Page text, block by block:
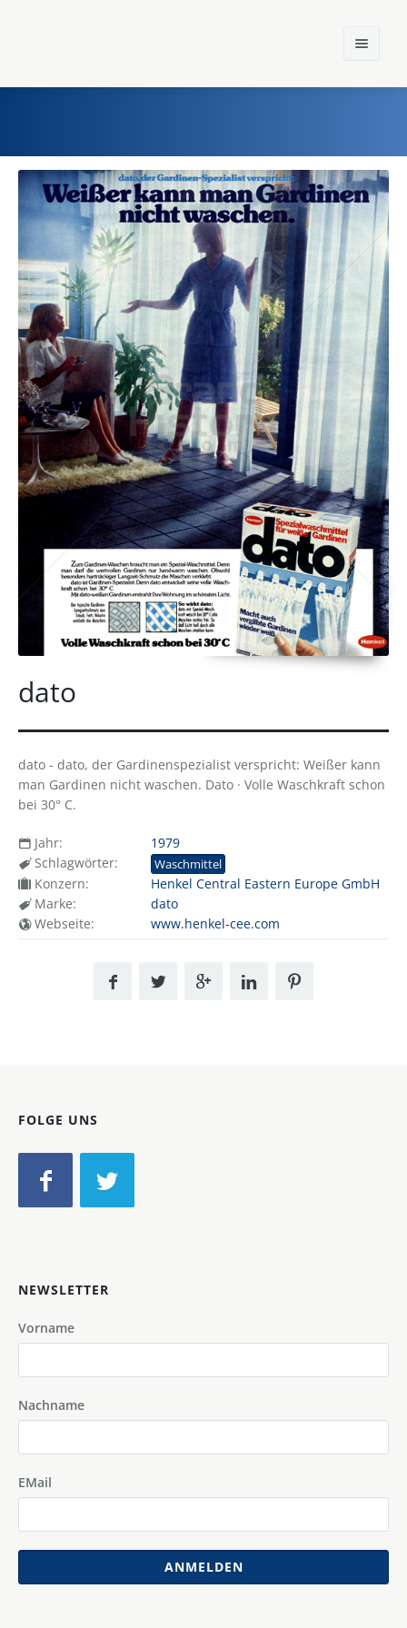
Home
Einst und Heute
Marken
Konzerne
Epoche
dato
dato - dato, der Gardinenspezialist verspricht: Weißer kann
man Gardinen nicht waschen. Dato · Volle Waschkraft schon
bei 30° C.
Jahr:
1979
Schlagwörter:
Waschmittel
Konzern:
Henkel Central Eastern Europe GmbH
Marke:
dato
Webseite:
www.henkel-cee.com
FOLGE UNS
NEWSLETTER
Vorname
Nachname
EMail
ANMELDEN